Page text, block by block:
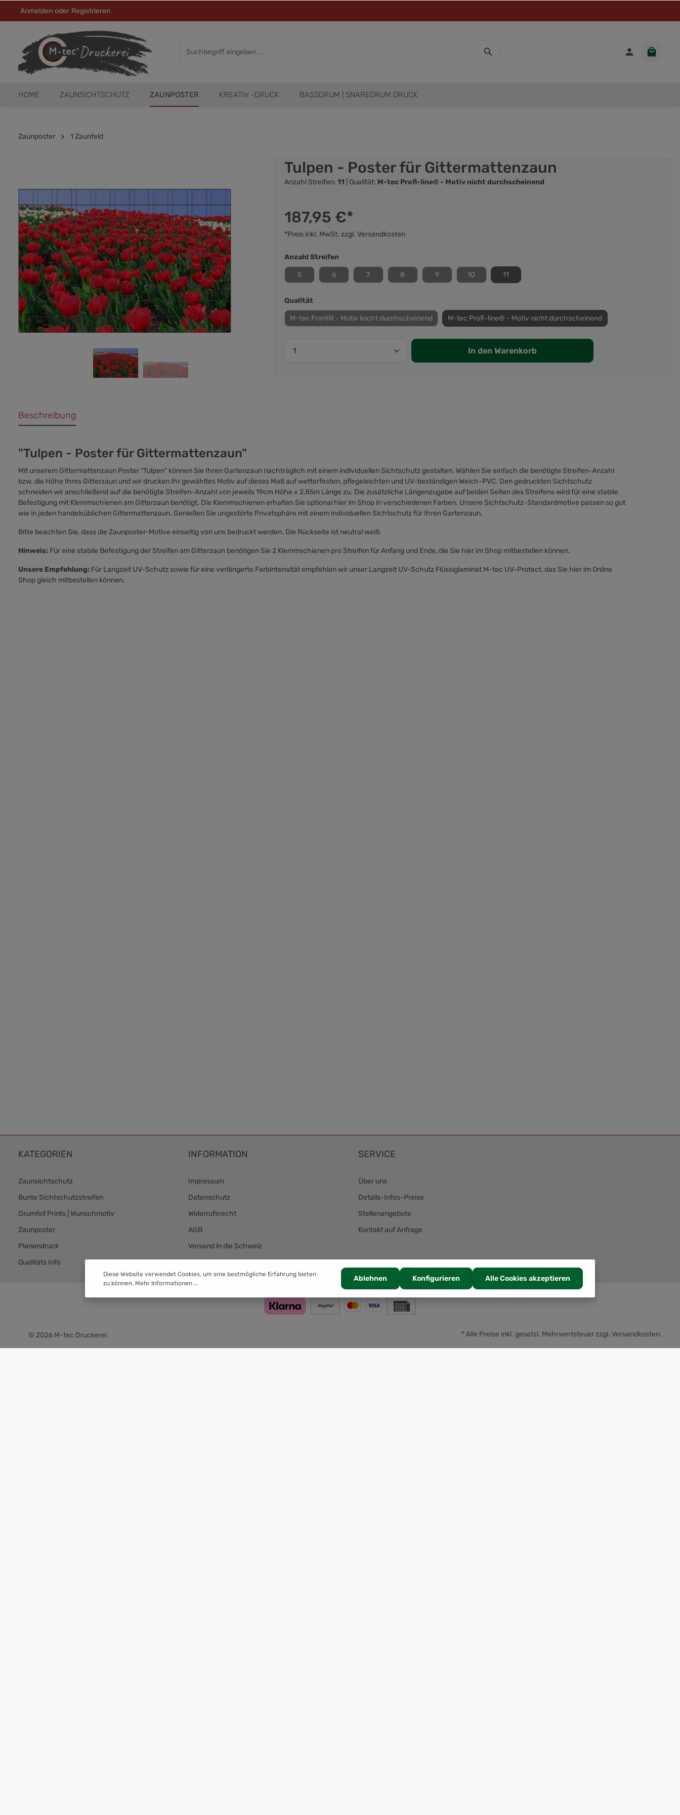
Anmelden oder Registrieren
HOME ZAUNSICHTSCHUTZ ZAUNPOSTER KREATIV -DRUCK BASSDRUM | SNAREDRUM DRUCK
Zaunposter 1 Zaunfeld
Tulpen - Poster für Gittermattenzaun
Anzahl Streifen: 11 | Qualität: M-tec Profi-line® - Motiv nicht durchscheinend
187,95 €*
*Preis inkl. MwSt. zzgl. Versandkosten
Anzahl Streifen
5 6 7 8 9 10 11
Qualität
M-tec Frontlit - Motiv leicht durchscheinend M-tec Profi-line® - Motiv nicht durchscheinend
In den Warenkorb
Beschreibung
"Tulpen - Poster für Gittermattenzaun"
Mit unserem Gittermattenzaun Poster "Tulpen" können Sie Ihren Gartenzaun nachträglich mit einem individuellen Sichtschutz gestalten. Wählen Sie einfach die benötigte Streifen-Anzahl
bzw. die Höhe Ihres Gitterzaun und wir drucken Ihr gewähltes Motiv auf dieses Maß auf wetterfesten, pflegeleichten und UV-beständigen Weich-PVC. Den gedruckten Sichtschutz
schneiden wir anschließend auf die benötigte Streifen-Anzahl von jeweils 19cm Höhe x 2,85m Länge zu. Die zusätzliche Längenzugabe auf beiden Seiten des Streifens wird für eine stabile
Befestigung mit Klemmschienen am Gitterzaun benötigt. Die Klemmschienen erhalten Sie optional hier im Shop in verschiedenen Farben. Unsere Sichtschutz-Standardmotive passen so gut
wie in jeden handelsüblichen Gittermattenzaun. Genießen Sie ungestörte Privatsphäre mit einem individuellen Sichtschutz für Ihren Gartenzaun.
Bitte beachten Sie, dass die Zaunposter-Motive einseitig von uns bedruckt werden. Die Rückseite ist neutral weiß.
Hinweis: Für eine stabile Befestigung der Streifen am Gitterzaun benötigen Sie 2 Klemmschienen pro Streifen für Anfang und Ende, die Sie hier im Shop mitbestellen können.
Unsere Empfehlung: Für Langzeit UV-Schutz sowie für eine verlängerte Farbintensität empfehlen wir unser Langzeit UV-Schutz Flüssiglaminat M-tec UV-Protect, das Sie hier im Online
Shop gleich mitbestellen können.
KATEGORIEN
Zaunsichtschutz
Bunte Sichtschutzstreifen
Drumfell Prints | Wunschmotiv
Zaunposter
Planendruck
Qualitäts Info
INFORMATION
Impressum
Datenschutz
Widerrufsrecht
AGB
Versand in die Schweiz
Versand & Zahlung
SERVICE
Über uns
Details-Infos-Preise
Stellenangebote
Kontakt auf Anfrage
© 2026 M-tec Druckerei * Alle Preise inkl. gesetzl. Mehrwertsteuer zzgl. Versandkosten.
Diese Website verwendet Cookies, um eine bestmögliche Erfahrung bieten
zu können. Mehr Informationen ...
Ablehnen Konfigurieren Alle Cookies akzeptieren